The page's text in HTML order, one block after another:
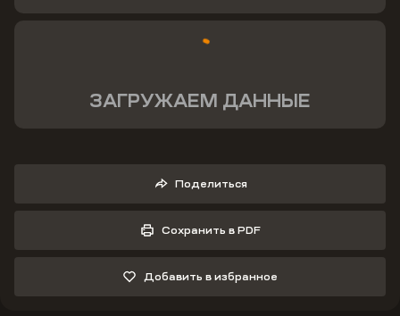
ЗАГРУЖАЕМ ДАННЫЕ
Поделиться
Сохранить в PDF
Добавить в избранное